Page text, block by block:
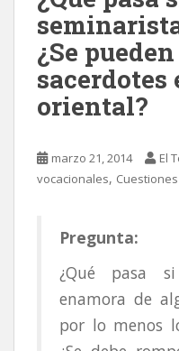
¿Se
oriental?
marzo 21, 2014 El
vocacionales,
Pregunta:
¿Qué pasa
enamora de
por lo menos